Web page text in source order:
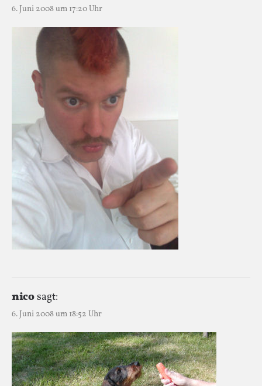
6. Juni 2008 um 17:20 Uhr
nicosagt:
6. Juni 2008 um 18:52 Uhr